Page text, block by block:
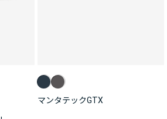
マンタテックGTX